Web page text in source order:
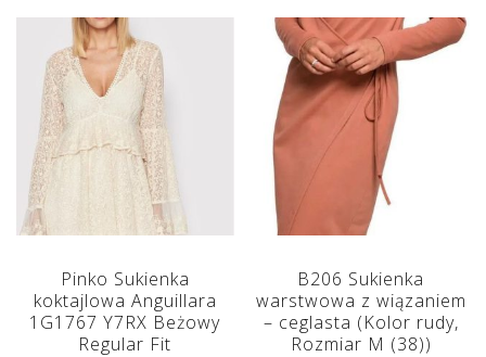
Pinko Sukienka
koktajlowa Anguillara
1G1767 Y7RX Beżowy
Regular Fit
B206 Sukienka
warstwowa z wiązaniem
– ceglasta (Kolor rudy,
Rozmiar M (38))